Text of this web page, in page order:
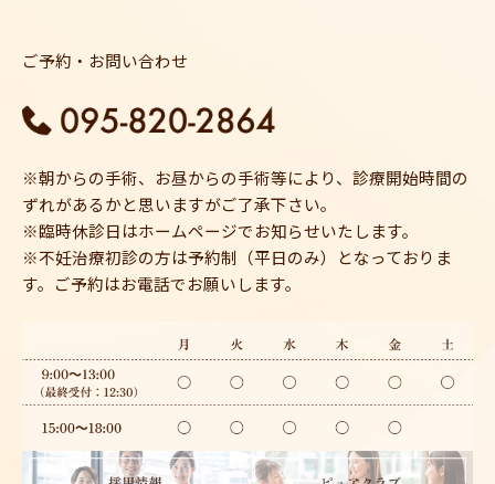
ご予約・お問い合わせ
※朝からの手術、お昼からの手術等により、診療開始時間の
ずれがあるかと思いますがご了承下さい。
※臨時休診日はホームページでお知らせいたします。
※不妊治療初診の方は予約制（平日のみ）となっておりま
す。ご予約はお電話でお願いします。